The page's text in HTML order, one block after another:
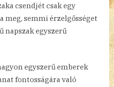
csendjét csak egy
meg, semmi érzelgősséget
napszak egyszerű
egyszerű emberek
fontosságára való